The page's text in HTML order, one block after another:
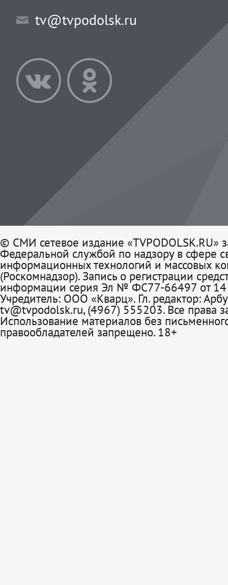
tv@tvpodolsk.ru
© СМИ сетевое издание «TVPODOLSK.RU»
Федеральной службой по надзору в сфере
информационных технологий и массовых
(Роскомнадзор). Запись о регистрации
информации серия Эл № ФС77-66497 от 14
Учредитель: ООО «Кварц». Гл. редактор:
tv@tvpodolsk.ru, (4967) 555203. Все права
Использование материалов без
правообладателей запрещено. 18+